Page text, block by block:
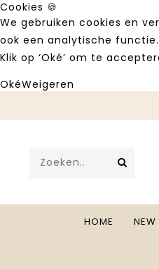
Cookies 🍪
We gebruiken cookies en
ook een analytische
Klik op ‘Oké’ om te
OkéWeigeren
HOME NEW